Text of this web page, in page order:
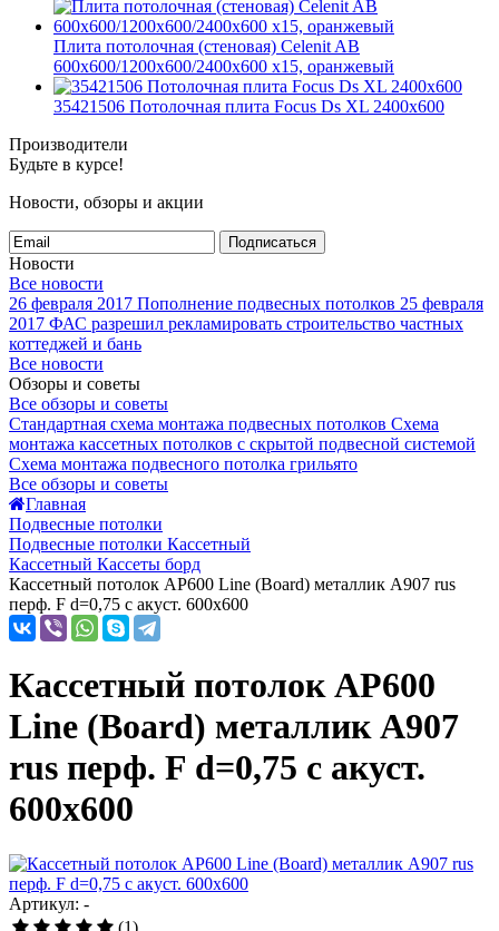
Плита потолочная (стеновая) Celenit AB
600x600/1200x600/2400x600 x15, оранжевый
35421506 Потолочная плита Focus Ds XL 2400x600
Производители
Будьте в курсе!
Новости, обзоры и акции
Подписаться
Новости
Все новости
26 февраля 2017 Пополнение подвесных потолков 25 февраля
2017 ФАС разрешил рекламировать строительство частных
коттеджей и бань
Все новости
Обзоры и советы
Все обзоры и советы
Стандартная схема монтажа подвесных потолков Схема
монтажа кассетных потолков с скрытой подвесной системой
Схема монтажа подвесного потолка грильято
Все обзоры и советы
Главная
Подвесные потолки
Подвесные потолки Кассетный
Кассетный Кассеты борд
Кассетный потолок AP600 Line (Board) металлик А907 rus
перф. F d=0,75 с акуст. 600x600
Кассетный потолок AP600
Line (Board) металлик А907
rus перф. F d=0,75 с акуст.
600x600
Артикул: -
(1)